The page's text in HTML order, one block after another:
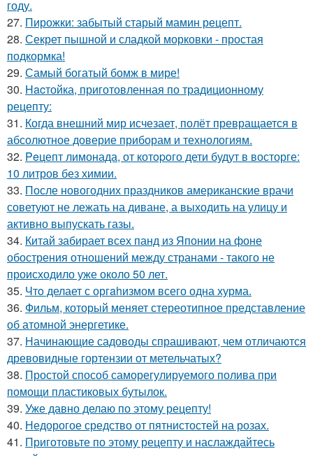
году.
27. Пирожки: забытый старый мамин рецепт.
28. Секрет пышной и сладкой морковки - простая
подкормка!
29. Самый богатый бомж в мире!
30. Hacтойка, приготовленная по традиционному
рецепту:
31. Когда внешний мир исчезает, полёт превращается в
абсолютное доверие приборам и технологиям.
32. Peцепт лимонада, от котopoго дети будут в восторге:
10 литров без химии.
33. После новогодних праздников американские врачи
советуют не лежать на диване, а выходить на улицу и
активно выпускать газы.
34. Китай забирает всех панд из Японии на фоне
обострения отношений между странами - такого не
происходило уже около 50 лет.
35. Чтo делает с оргahизмом всего одна хурма.
36. Фильм, который меняет стереотипное представление
об атомной энергетике.
37. Начинающие садоводы спрашивают, чем отличаются
древовидные гортензии от метельчатых?
38. Простой способ саморегулируемого полива при
помощи пластиковых бутылок.
39. Уже давно делаю по этому рецепту!
40. Недорогое средство от пятнистостей на розах.
41. Приготовьте по этому рецепту и наслаждайтесь